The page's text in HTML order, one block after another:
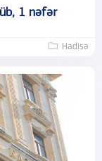
1 nəfər
Hadisə